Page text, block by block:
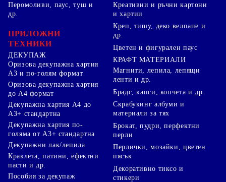
Перомоливи, паус, туш и
др.
ПРИЛОЖНИ
ТЕХНИКИ
ДЕКУПАЖ
Оризова декупажна хартия
А3 и по-голям формат
Оризова декупажна хартия
до А4 формат
Декупажна хартия А4 до
А3+ стандартна
Декупажна хартия по-
голяма от А3+ стандартна
Декупажни лак/лепила
Краклета, патини, ефектни
пасти и др.
Пособия за декупаж
Креативни и ръчни картони
и хартии
Креп, тишу, деко велпапе и
др.
Цветен и фигурален паус
КРАФТ МАТЕРИАЛИ
Магнити, лепила, лепящи
ленти и др.
Брадс, капси, копчета и др.
Скрабукинг албуми и
материали за тях
Брокат, пудри, перфектни
перли
Перлички, мозайки, цветен
пясък
Декоративно тиксо и
стикери